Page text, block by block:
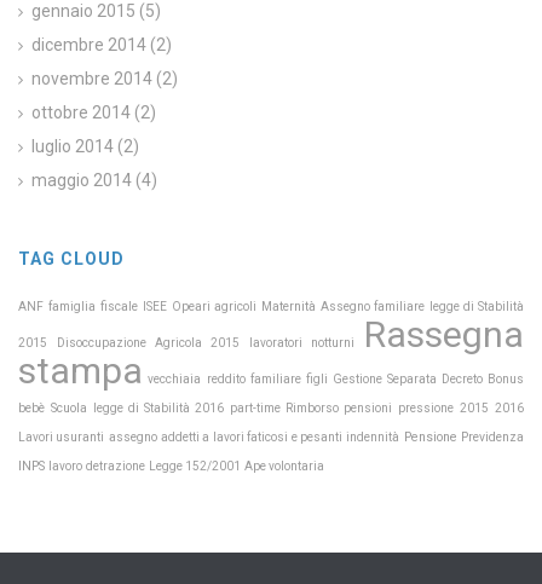
gennaio 2015 (5)
dicembre 2014 (2)
novembre 2014 (2)
ottobre 2014 (2)
luglio 2014 (2)
maggio 2014 (4)
TAG CLOUD
ANF famiglia fiscale ISEE Opeari agricoli Maternità Assegno familiare legge di Stabilità
2015 Disoccupazione Agricola 2015 lavoratori notturni
Rassegna
stampa vecchiaia reddito familiare figli Gestione Separata Decreto Bonus
bebè Scuola legge di Stabilità 2016 part-time Rimborso pensioni pressione 2015 2016
Lavori usuranti assegno addetti a lavori faticosi e pesanti indennità Pensione Previdenza
INPS lavoro detrazione Legge 152/2001 Ape volontaria